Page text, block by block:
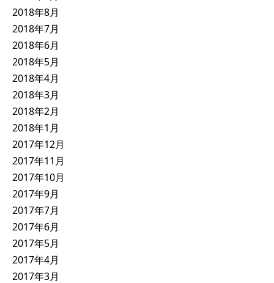
2018年8月
2018年7月
2018年6月
2018年5月
2018年4月
2018年3月
2018年2月
2018年1月
2017年12月
2017年11月
2017年10月
2017年9月
2017年7月
2017年6月
2017年5月
2017年4月
2017年3月